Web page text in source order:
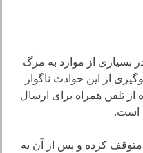
بسیاری از موارد به مرگ
از این حوادث ناگوار
تلفن همراه برای ارسال
است.
متوقف کرده و پس از آن به